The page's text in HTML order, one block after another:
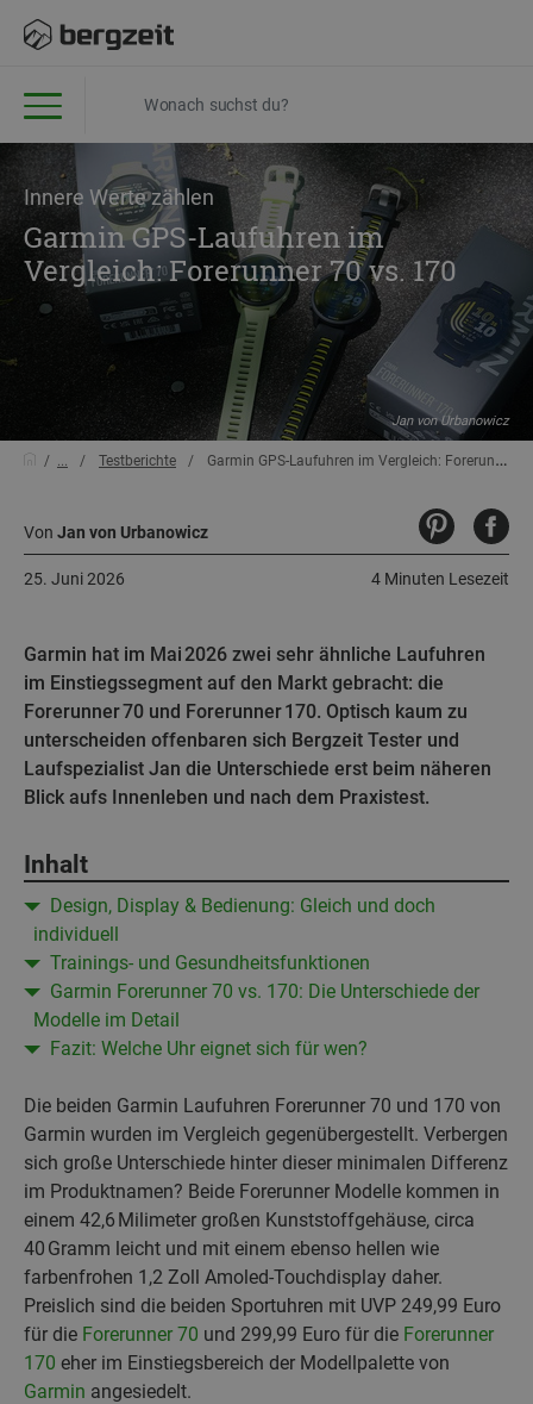
Innere Werte zählen
Garmin GPS-Laufuhren im
Vergleich: Forerunner 70 vs. 170
Jan von Urbanowicz
... Testberichte Garmin GPS-Laufuhren im Vergleich: Forerunner 70 vs. 170
Von Jan von Urbanowicz
4 Minuten Lesezeit
25. Juni 2026
Garmin hat im Mai 2026 zwei sehr ähnliche Laufuhren
im Einstiegssegment auf den Markt gebracht: die
Forerunner 70 und Forerunner 170. Optisch kaum zu
unterscheiden offenbaren sich Bergzeit Tester und
Laufspezialist Jan die Unterschiede erst beim näheren
Blick aufs Innenleben und nach dem Praxistest.
Inhalt
Design, Display & Bedienung: Gleich und doch
individuell
Trainings- und Gesundheitsfunktionen
Garmin Forerunner 70 vs. 170: Die Unterschiede der
Modelle im Detail
Fazit: Welche Uhr eignet sich für wen?
Die beiden Garmin Laufuhren Forerunner 70 und 170 von
Garmin wurden im Vergleich gegenübergestellt. Verbergen
sich große Unterschiede hinter dieser minimalen Differenz
im Produktnamen? Beide Forerunner Modelle kommen in
einem 42,6 Milimeter großen Kunststoffgehäuse, circa
40 Gramm leicht und mit einem ebenso hellen wie
farbenfrohen 1,2 Zoll Amoled-Touchdisplay daher.
Preislich sind die beiden Sportuhren mit UVP 249,99 Euro
für die Forerunner 70 und 299,99 Euro für die Forerunner
170 eher im Einstiegsbereich der Modellpalette von
Garmin angesiedelt.